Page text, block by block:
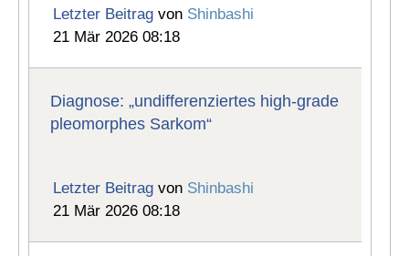
Letzter Beitrag von Shinbashi
21 Mär 2026 08:18
Diagnose: „undifferenziertes high-grade
pleomorphes Sarkom“
Letzter Beitrag von Shinbashi
21 Mär 2026 08:18